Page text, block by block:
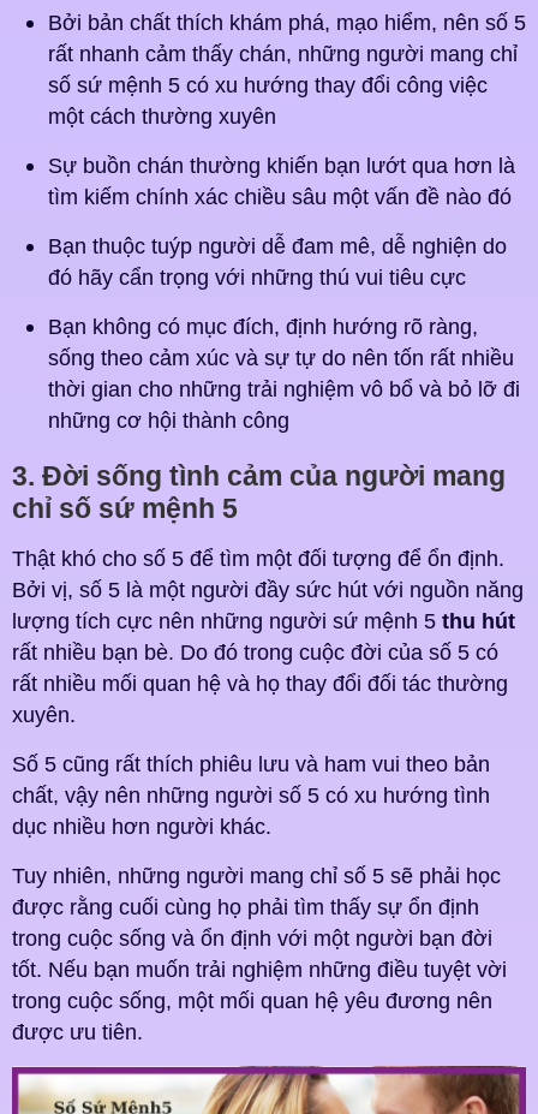
Bởi bản chất thích khám phá, mạo hiểm, nên số 5
rất nhanh cảm thấy chán, những người mang chỉ
số sứ mệnh 5 có xu hướng thay đổi công việc
một cách thường xuyên
Sự buồn chán thường khiến bạn lướt qua hơn là
tìm kiếm chính xác chiều sâu một vấn đề nào đó
Bạn thuộc tuýp người dễ đam mê, dễ nghiện do
đó hãy cẩn trọng với những thú vui tiêu cực
Bạn không có mục đích, định hướng rõ ràng,
sống theo cảm xúc và sự tự do nên tốn rất nhiều
thời gian cho những trải nghiệm vô bổ và bỏ lỡ đi
những cơ hội thành công
3. Đời sống tình cảm của người mang
chỉ số sứ mệnh 5
Thật khó cho số 5 để tìm một đối tượng để ổn định.
Bởi vị, số 5 là một người đầy sức hút với nguồn năng
lượng tích cực nên những người sứ mệnh 5 thu hút
rất nhiều bạn bè. Do đó trong cuộc đời của số 5 có
rất nhiều mối quan hệ và họ thay đổi đối tác thường
xuyên.
Số 5 cũng rất thích phiêu lưu và ham vui theo bản
chất, vậy nên những người số 5 có xu hướng tình
dục nhiều hơn người khác.
Tuy nhiên, những người mang chỉ số 5 sẽ phải học
được rằng cuối cùng họ phải tìm thấy sự ổn định
trong cuộc sống và ổn định với một người bạn đời
tốt. Nếu bạn muốn trải nghiệm những điều tuyệt vời
trong cuộc sống, một mối quan hệ yêu đương nên
được ưu tiên.